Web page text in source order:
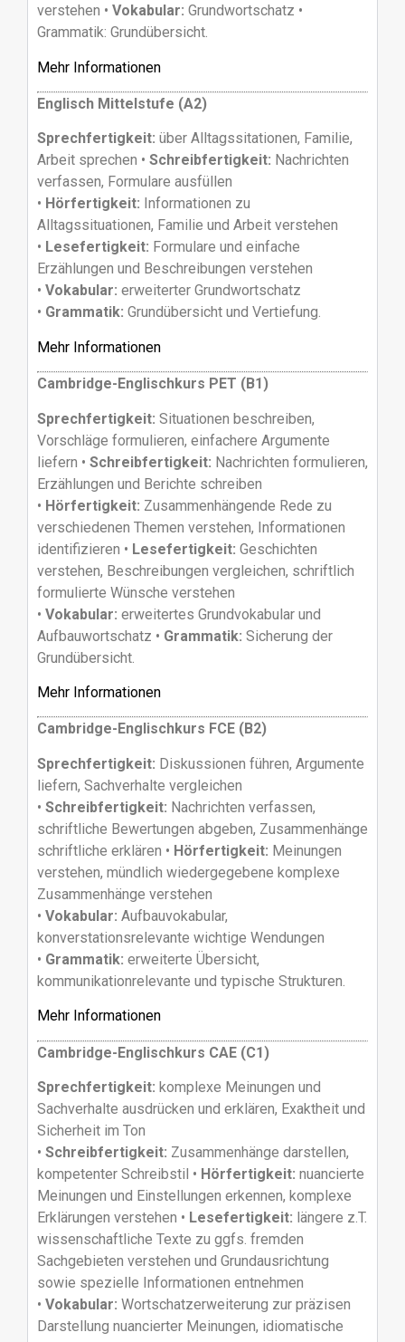
verstehen • Vokabular: Grundwortschatz •
Grammatik: Grundübersicht.
Mehr Informationen
Englisch Mittelstufe (A2)
Sprechfertigkeit: über Alltagssitationen, Familie,
Arbeit sprechen • Schreibfertigkeit: Nachrichten
verfassen, Formulare ausfüllen
• Hörfertigkeit: Informationen zu
Alltagssituationen, Familie und Arbeit verstehen
• Lesefertigkeit: Formulare und einfache
Erzählungen und Beschreibungen verstehen
• Vokabular: erweiterter Grundwortschatz
• Grammatik: Grundübersicht und Vertiefung.
Mehr Informationen
Cambridge-Englischkurs PET (B1)
Sprechfertigkeit: Situationen beschreiben,
Vorschläge formulieren, einfachere Argumente
liefern • Schreibfertigkeit: Nachrichten formulieren,
Erzählungen und Berichte schreiben
• Hörfertigkeit: Zusammenhängende Rede zu
verschiedenen Themen verstehen, Informationen
identifizieren • Lesefertigkeit: Geschichten
verstehen, Beschreibungen vergleichen, schriftlich
formulierte Wünsche verstehen
• Vokabular: erweitertes Grundvokabular und
Aufbauwortschatz • Grammatik: Sicherung der
Grundübersicht.
Mehr Informationen
Cambridge-Englischkurs FCE (B2)
Sprechfertigkeit: Diskussionen führen, Argumente
liefern, Sachverhalte vergleichen
• Schreibfertigkeit: Nachrichten verfassen,
schriftliche Bewertungen abgeben, Zusammenhänge
schriftliche erklären • Hörfertigkeit: Meinungen
verstehen, mündlich wiedergegebene komplexe
Zusammenhänge verstehen
• Vokabular: Aufbauvokabular,
konverstationsrelevante wichtige Wendungen
• Grammatik: erweiterte Übersicht,
kommunikationrelevante und typische Strukturen.
Mehr Informationen
Cambridge-Englischkurs CAE (C1)
Sprechfertigkeit: komplexe Meinungen und
Sachverhalte ausdrücken und erklären, Exaktheit und
Sicherheit im Ton
• Schreibfertigkeit: Zusammenhänge darstellen,
kompetenter Schreibstil • Hörfertigkeit: nuancierte
Meinungen und Einstellungen erkennen, komplexe
Erklärungen verstehen • Lesefertigkeit: längere z.T.
wissenschaftliche Texte zu ggfs. fremden
Sachgebieten verstehen und Grundausrichtung
sowie spezielle Informationen entnehmen
• Vokabular: Wortschatzerweiterung zur präzisen
Darstellung nuancierter Meinungen, idiomatische